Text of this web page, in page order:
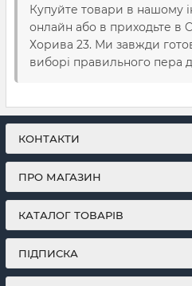
Купуйте товари в нашому
онлайн або в приходьте в
Хорива 23. Ми завжди
виборі правильного пера
КОНТАКТИ
ПРО МАГАЗИН
КАТАЛОГ ТОВАРІВ
ПІДПИСКА